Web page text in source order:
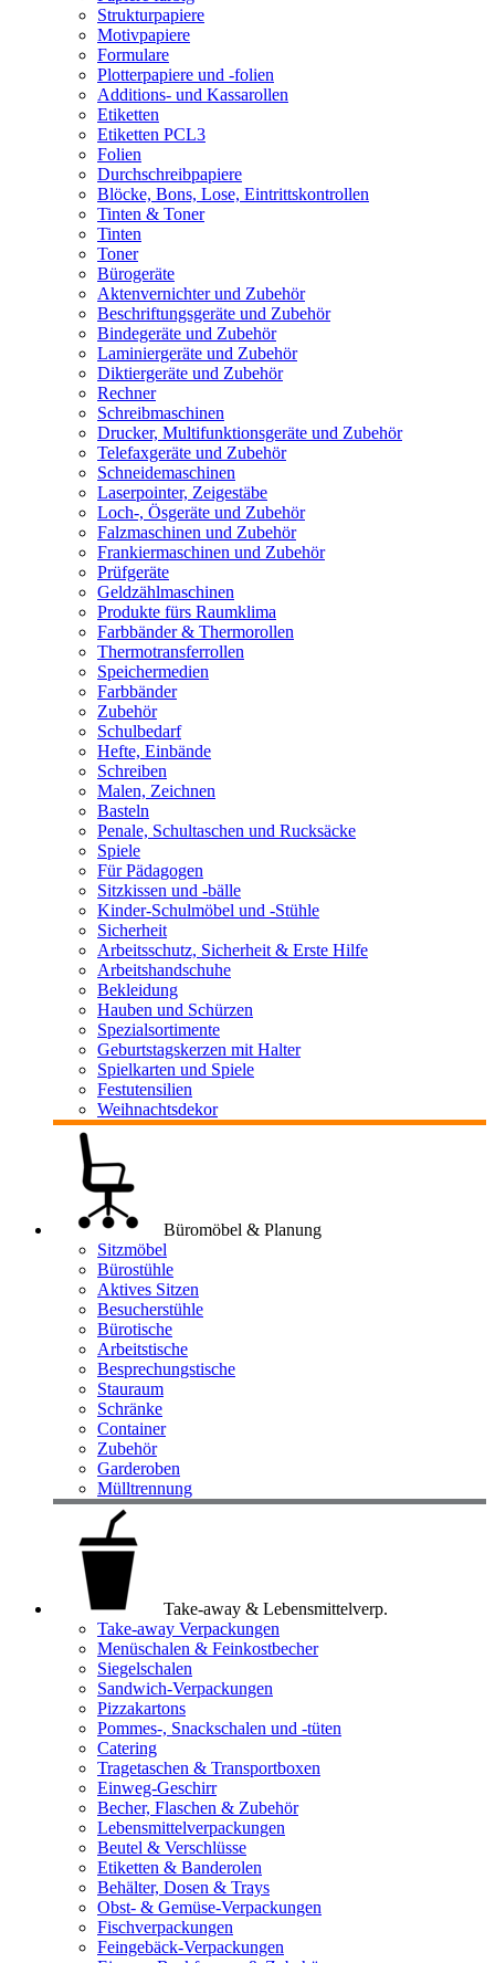
Strukturpapiere
Motivpapiere
Formulare
Plotterpapiere und -folien
Additions- und Kassarollen
Etiketten
Etiketten PCL3
Folien
Durchschreibpapiere
Blöcke, Bons, Lose, Eintrittskontrollen
Tinten & Toner
Tinten
Toner
Bürogeräte
Aktenvernichter und Zubehör
Beschriftungsgeräte und Zubehör
Bindegeräte und Zubehör
Laminiergeräte und Zubehör
Diktiergeräte und Zubehör
Rechner
Schreibmaschinen
Drucker, Multifunktionsgeräte und Zubehör
Telefaxgeräte und Zubehör
Schneidemaschinen
Laserpointer, Zeigestäbe
Loch-, Ösgeräte und Zubehör
Falzmaschinen und Zubehör
Frankiermaschinen und Zubehör
Prüfgeräte
Geldzählmaschinen
Produkte fürs Raumklima
Farbbänder & Thermorollen
Thermotransferrollen
Speichermedien
Farbbänder
Zubehör
Schulbedarf
Hefte, Einbände
Schreiben
Malen, Zeichnen
Basteln
Penale, Schultaschen und Rucksäcke
Spiele
Für Pädagogen
Sitzkissen und -bälle
Kinder-Schulmöbel und -Stühle
Sicherheit
Arbeitsschutz, Sicherheit & Erste Hilfe
Arbeitshandschuhe
Bekleidung
Hauben und Schürzen
Spezialsortimente
Geburtstagskerzen mit Halter
Spielkarten und Spiele
Festutensilien
Weihnachtsdekor
Büromöbel & Planung
Sitzmöbel
Bürostühle
Aktives Sitzen
Besucherstühle
Bürotische
Arbeitstische
Besprechungstische
Stauraum
Schränke
Container
Zubehör
Garderoben
Mülltrennung
Take-away & Lebensmittelverp.
Take-away Verpackungen
Menüschalen & Feinkostbecher
Siegelschalen
Sandwich-Verpackungen
Pizzakartons
Pommes-, Snackschalen und -tüten
Catering
Tragetaschen & Transportboxen
Einweg-Geschirr
Becher, Flaschen & Zubehör
Lebensmittelverpackungen
Beutel & Verschlüsse
Etiketten & Banderolen
Behälter, Dosen & Trays
Obst- & Gemüse-Verpackungen
Fischverpackungen
Feingebäck-Verpackungen